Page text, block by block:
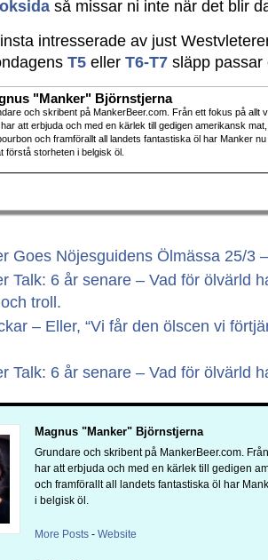
så missar ni inte när det blir
intresserade av just
T5 eller T6-T7 släpp passar
"Manker" Björnstjerna
och skribent på MankerBeer.com. Från ett fokus på allt
har att erbjuda och med en kärlek till gedigen amerikansk mat,
och framförallt all landets fantastiska öl har Manker nu
förstå storheten i belgisk öl.
Goes Nöjesguidens Ölmässa 25/3
Talk: 6 år senare – Vad för ölvärld
troll.
– Eller, “Vi får den ölscen vi
Talk: 6 år senare – Vad för ölvärld
Magnus "Manker" Björnstjerna
Grundare och skribent på MankerBeer.com.
har att erbjuda och med en kärlek till gedigen
och framförallt all landets fantastiska öl har
i belgisk öl.
More Posts - Website